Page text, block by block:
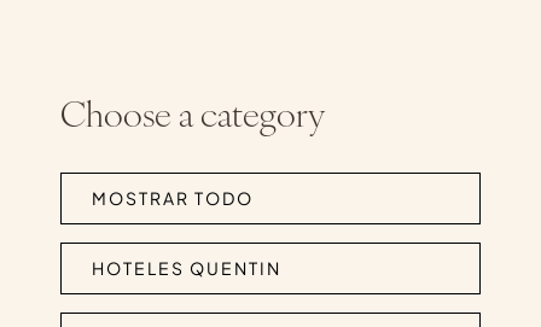
Choose a category
MOSTRAR TODO
HOTELES QUENTIN